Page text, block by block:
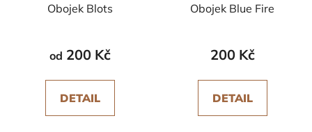
Obojek Blots
od 200 Kč
DETAIL
Obojek Blue Fire
200 Kč
DETAIL